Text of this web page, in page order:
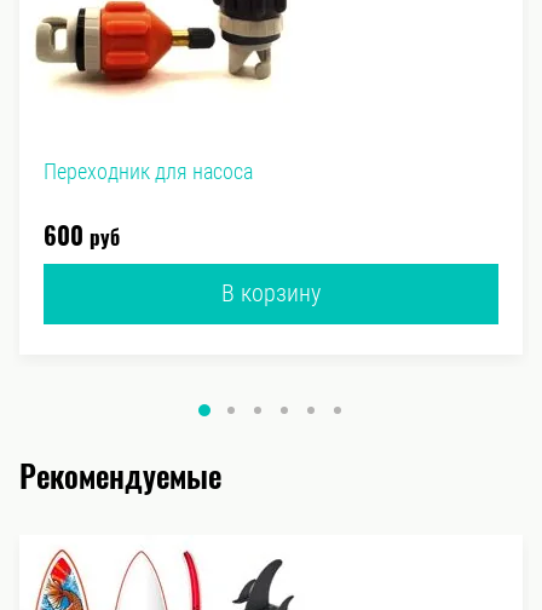
Переходник для насоса
600 руб
В корзину
Рекомендуемые